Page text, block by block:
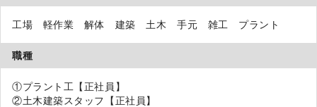
工場 軽作業 解体 建築 土木 手元 雑工 プラント
職種
①プラント工【正社員】
②土木建築スタッフ【正社員】